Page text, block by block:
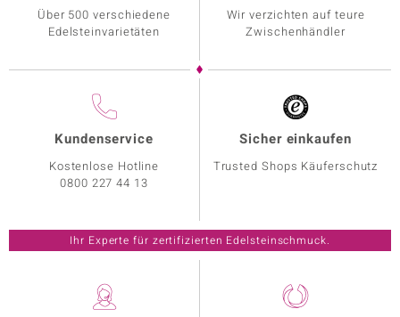
Über 500 verschiedene
Edelsteinvarietäten
Wir verzichten auf teure
Zwischenhändler
Kundenservice
Kostenlose Hotline
0800 227 44 13
Sicher einkaufen
Trusted Shops Käuferschutz
Ihr Experte für zertifizierten Edelsteinschmuck.